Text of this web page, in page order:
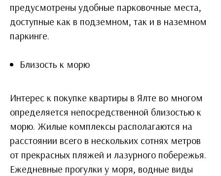
предусмотрены удобные парковочные места,
доступные как в подземном, так и в наземном
паркинге.
Близость к морю
Интерес к покупке квартиры в Ялте во многом
определяется непосредственной близостью к
морю. Жилые комплексы располагаются на
расстоянии всего в нескольких сотнях метров
от прекрасных пляжей и лазурного побережья.
Ежедневные прогулки у моря, водные виды